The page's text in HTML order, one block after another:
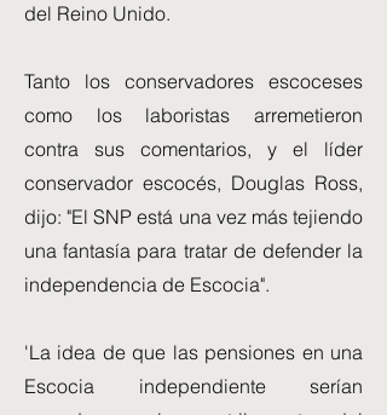
del Reino Unido.
Tanto los conservadores escoceses
como los laboristas arremetieron
contra sus comentarios, y el líder
conservador escocés, Douglas Ross,
dijo: "El SNP está una vez más tejiendo
una fantasía para tratar de defender la
independencia de Escocia".
'La idea de que las pensiones en una
Escocia independiente serían